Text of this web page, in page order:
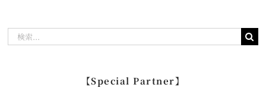
【Special Partner】